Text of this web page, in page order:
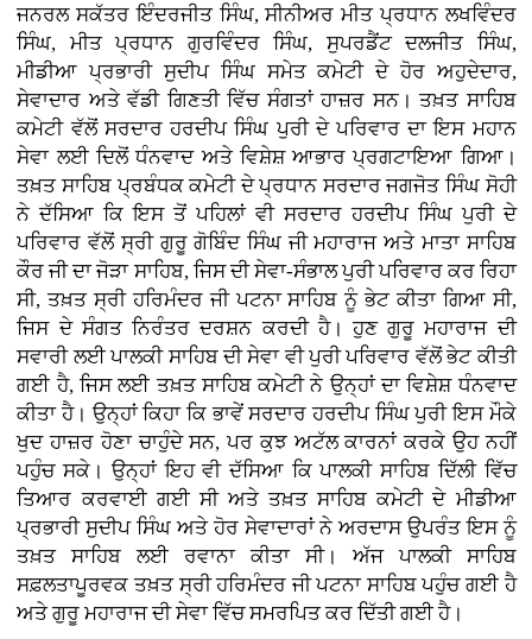
ਜਨਰਲ ਸਕੱਤਰ ਇੰਦਰਜੀਤ ਸਿੰਘ, ਸੀਨੀਅਰ ਮੀਤ ਪ੍ਰਧਾਨ ਲਖਵਿੰਦਰ
ਸਿੰਘ, ਮੀਤ ਪ੍ਰਧਾਨ ਗੁਰਵਿੰਦਰ ਸਿੰਘ, ਸੁਪਰਡੈਂਟ ਦਲਜੀਤ ਸਿੰਘ,
ਮੀਡੀਆ ਪ੍ਰਭਾਰੀ ਸੁਦੀਪ ਸਿੰਘ ਸਮੇਤ ਕਮੇਟੀ ਦੇ ਹੋਰ ਅਹੁਦੇਦਾਰ,
ਸੇਵਾਦਾਰ ਅਤੇ ਵੱਡੀ ਗਿਣਤੀ ਵਿੱਚ ਸੰਗਤਾਂ ਹਾਜ਼ਰ ਸਨ। ਤਖ਼ਤ ਸਾਹਿਬ
ਕਮੇਟੀ ਵੱਲੋਂ ਸਰਦਾਰ ਹਰਦੀਪ ਸਿੰਘ ਪੁਰੀ ਦੇ ਪਰਿਵਾਰ ਦਾ ਇਸ ਮਹਾਨ
ਸੇਵਾ ਲਈ ਦਿਲੋਂ ਧੰਨਵਾਦ ਅਤੇ ਵਿਸ਼ੇਸ਼ ਆਭਾਰ ਪ੍ਰਗਟਾਇਆ ਗਿਆ।
ਤਖ਼ਤ ਸਾਹਿਬ ਪ੍ਰਬੰਧਕ ਕਮੇਟੀ ਦੇ ਪ੍ਰਧਾਨ ਸਰਦਾਰ ਜਗਜੋਤ ਸਿੰਘ ਸੋਹੀ
ਨੇ ਦੱਸਿਆ ਕਿ ਇਸ ਤੋਂ ਪਹਿਲਾਂ ਵੀ ਸਰਦਾਰ ਹਰਦੀਪ ਸਿੰਘ ਪੁਰੀ ਦੇ
ਪਰਿਵਾਰ ਵੱਲੋਂ ਸ੍ਰੀ ਗੁਰੂ ਗੋਬਿੰਦ ਸਿੰਘ ਜੀ ਮਹਾਰਾਜ ਅਤੇ ਮਾਤਾ ਸਾਹਿਬ
ਕੌਰ ਜੀ ਦਾ ਜੋੜਾ ਸਾਹਿਬ, ਜਿਸ ਦੀ ਸੇਵਾ-ਸੰਭਾਲ ਪੁਰੀ ਪਰਿਵਾਰ ਕਰ ਰਿਹਾ
ਸੀ, ਤਖ਼ਤ ਸ੍ਰੀ ਹਰਿਮੰਦਰ ਜੀ ਪਟਨਾ ਸਾਹਿਬ ਨੂੰ ਭੇਟ ਕੀਤਾ ਗਿਆ ਸੀ,
ਜਿਸ ਦੇ ਸੰਗਤ ਨਿਰੰਤਰ ਦਰਸ਼ਨ ਕਰਦੀ ਹੈ। ਹੁਣ ਗੁਰੂ ਮਹਾਰਾਜ ਦੀ
ਸਵਾਰੀ ਲਈ ਪਾਲਕੀ ਸਾਹਿਬ ਦੀ ਸੇਵਾ ਵੀ ਪੁਰੀ ਪਰਿਵਾਰ ਵੱਲੋਂ ਭੇਟ ਕੀਤੀ
ਗਈ ਹੈ, ਜਿਸ ਲਈ ਤਖ਼ਤ ਸਾਹਿਬ ਕਮੇਟੀ ਨੇ ਉਨ੍ਹਾਂ ਦਾ ਵਿਸ਼ੇਸ਼ ਧੰਨਵਾਦ
ਕੀਤਾ ਹੈ। ਉਨ੍ਹਾਂ ਕਿਹਾ ਕਿ ਭਾਵੇਂ ਸਰਦਾਰ ਹਰਦੀਪ ਸਿੰਘ ਪੁਰੀ ਇਸ ਮੌਕੇ
ਖੁਦ ਹਾਜ਼ਰ ਹੋਣਾ ਚਾਹੁੰਦੇ ਸਨ, ਪਰ ਕੁਝ ਅਟੱਲ ਕਾਰਨਾਂ ਕਰਕੇ ਉਹ ਨਹੀਂ
ਪਹੁੰਚ ਸਕੇ। ਉਨ੍ਹਾਂ ਇਹ ਵੀ ਦੱਸਿਆ ਕਿ ਪਾਲਕੀ ਸਾਹਿਬ ਦਿੱਲੀ ਵਿੱਚ
ਤਿਆਰ ਕਰਵਾਈ ਗਈ ਸੀ ਅਤੇ ਤਖ਼ਤ ਸਾਹਿਬ ਕਮੇਟੀ ਦੇ ਮੀਡੀਆ
ਪ੍ਰਭਾਰੀ ਸੁਦੀਪ ਸਿੰਘ ਅਤੇ ਹੋਰ ਸੇਵਾਦਾਰਾਂ ਨੇ ਅਰਦਾਸ ਉਪਰੰਤ ਇਸ ਨੂੰ
ਤਖ਼ਤ ਸਾਹਿਬ ਲਈ ਰਵਾਨਾ ਕੀਤਾ ਸੀ। ਅੱਜ ਪਾਲਕੀ ਸਾਹਿਬ
ਸਫ਼ਲਤਾਪੂਰਵਕ ਤਖ਼ਤ ਸ੍ਰੀ ਹਰਿਮੰਦਰ ਜੀ ਪਟਨਾ ਸਾਹਿਬ ਪਹੁੰਚ ਗਈ ਹੈ
ਅਤੇ ਗੁਰੂ ਮਹਾਰਾਜ ਦੀ ਸੇਵਾ ਵਿੱਚ ਸਮਰਪਿਤ ਕਰ ਦਿੱਤੀ ਗਈ ਹੈ।